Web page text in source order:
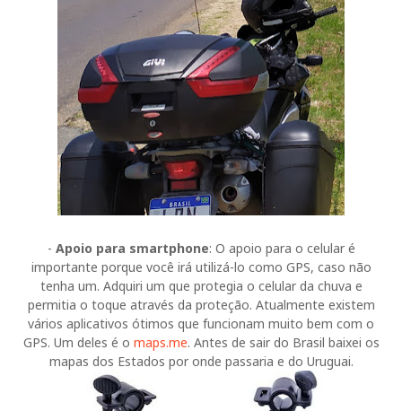
- Apoio para smartphone: O apoio para o celular é
importante porque você irá utilizá-lo como GPS, caso não
tenha um. Adquiri um que protegia o celular da chuva e
permitia o toque através da proteção. Atualmente existem
vários aplicativos ótimos que funcionam muito bem com o
GPS. Um deles é o maps.me. Antes de sair do Brasil baixei os
mapas dos Estados por onde passaria e do Uruguai.